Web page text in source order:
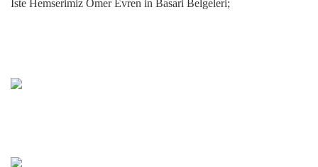
Iste Hemserimiz Ömer Evren in Basari Belgeleri;